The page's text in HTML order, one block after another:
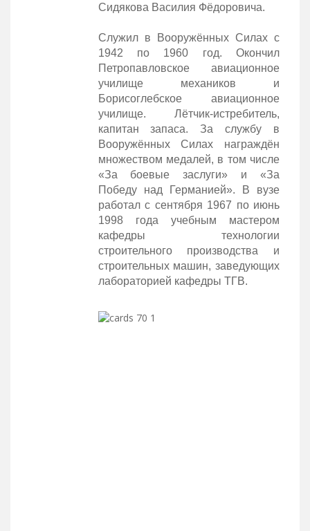
Сидякова Василия Фёдоровича.
Служил в Вооружённых Силах с
1942 по 1960 год. Окончил
Петропавловское авиационное
училище механиков и
Борисоглебское авиационное
училище. Лётчик-истребитель,
капитан запаса. За службу в
Вооружённых Силах награждён
множеством медалей, в том числе
«За боевые заслуги» и «За
Победу над Германией». В вузе
работал с сентября 1967 по июнь
1998 года учебным мастером
кафедры технологии
строительного производства и
строительных машин, заведующих
лабораторией кафедры ТГВ.